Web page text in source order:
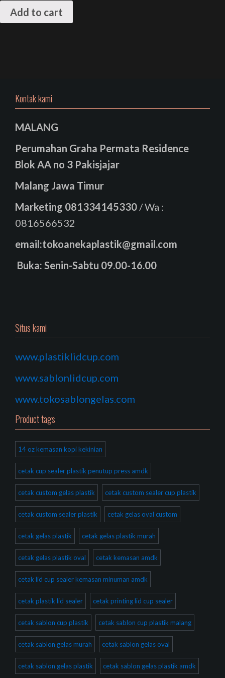
Add to cart
Kontak kami
MALANG
Perumahan Graha Permata Residence
Blok AA no 3 Pakisjajar
Malang Jawa Timur
Marketing 081334145330 / Wa :
0816566532
email:tokoanekaplastik@gmail.com
Buka: Senin-Sabtu 09.00-16.00
Situs kami
www.plastiklidcup.com
www.sablonlidcup.com
www.tokosablongelas.com
Product tags
14 oz kemasan kopi kekinian
cetak cup sealer plastik penutup press amdk
cetak custom gelas plastik cetak custom sealer cup plastik
cetak custom sealer plastik cetak gelas oval custom
cetak gelas plastik cetak gelas plastik murah
cetak gelas plastik oval cetak kemasan amdk
cetak lid cup sealer kemasan minuman amdk
cetak plastik lid sealer cetak printing lid cup sealer
cetak sablon cup plastik cetak sablon cup plastik malang
cetak sablon gelas murah cetak sablon gelas oval
cetak sablon gelas plastik cetak sablon gelas plastik amdk